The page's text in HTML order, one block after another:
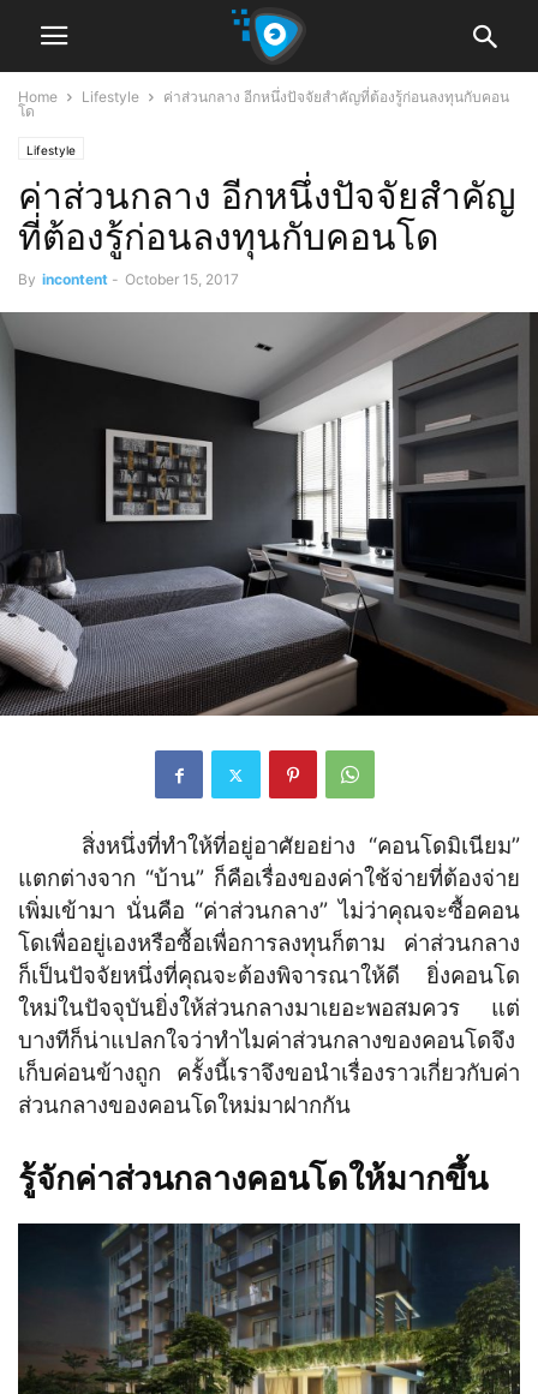
Home Lifestyle
ค่าส่วนกลาง อีกหนึ่งปัจจัยสำคัญที่ต้องรู้ก่อนลงทุนกับคอน
โด
Lifestyle
ค่าส่วนกลาง อีกหนึ่งปัจจัยสำคัญ
ที่ต้องรู้ก่อนลงทุนกับคอนโด
By incontent - October 15, 2017
สิ่งหนึ่งที่ทำให้ที่อยู่อาศัยอย่าง “คอนโดมิเนียม”
แตกต่างจาก “บ้าน” ก็คือเรื่องของค่าใช้จ่ายที่ต้องจ่าย
เพิ่มเข้ามา นั่นคือ “ค่าส่วนกลาง” ไม่ว่าคุณจะซื้อคอน
โดเพื่ออยู่เองหรือซื้อเพื่อการลงทุนก็ตาม ค่าส่วนกลาง
ก็เป็นปัจจัยหนึ่งที่คุณจะต้องพิจารณาให้ดี ยิ่งคอนโด
ใหม่ในปัจจุบันยิ่งให้ส่วนกลางมาเยอะพอสมควร แต่
บางทีก็น่าแปลกใจว่าทำไมค่าส่วนกลางของคอนโดจึง
เก็บค่อนข้างถูก ครั้งนี้เราจึงขอนำเรื่องราวเกี่ยวกับค่า
ส่วนกลางของคอนโดใหม่มาฝากกัน
รู้จักค่าส่วนกลางคอนโดให้มากขึ้น